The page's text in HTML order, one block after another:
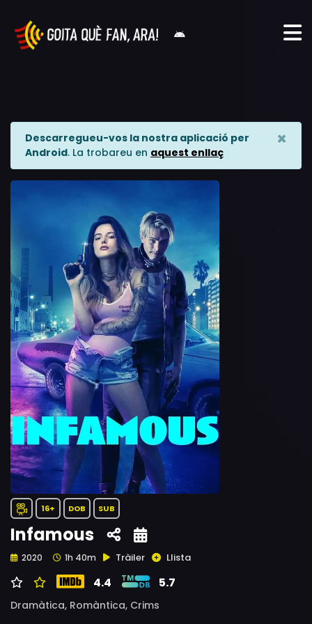
Descarregueu-vos la nostra aplicació per
Android. La trobareu en aquest enllaç
×
16+ DOB SUB
Infamous
2020 1h 40m Tràiler Llista
4.4 5.7
Dramàtica, Romàntica, Crims